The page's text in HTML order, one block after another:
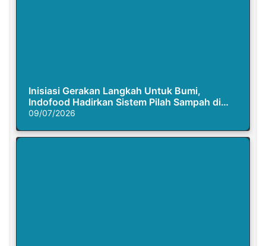
Inisiasi Gerakan Langkah Untuk Bumi,
Indofood Hadirkan Sistem Pilah Sampah di
Semasa Piknik
09/07/2026